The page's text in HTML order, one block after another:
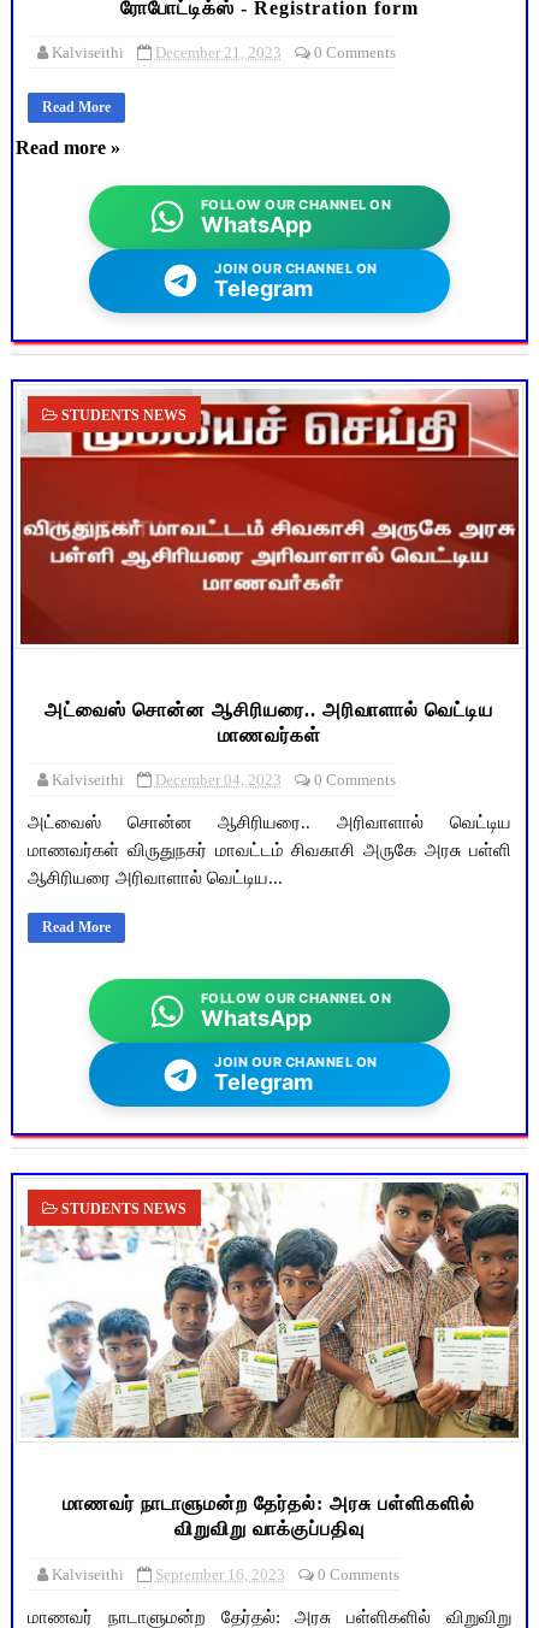
ரோபோட்டிக்ஸ் - Registration form
Kalviseithi December 21, 2023 0 Comments
Read More
Read more »
FOLLOW OUR CHANNEL ON
WhatsApp
JOIN OUR CHANNEL ON
Telegram
STUDENTS NEWS
அட்வைஸ் சொன்ன ஆசிரியரை.. அரிவாளால் வெட்டிய
மாணவர்கள்
Kalviseithi December 04, 2023 0 Comments
அட்வைஸ் சொன்ன ஆசிரியரை.. அரிவாளால் வெட்டிய
மாணவர்கள் விருதுநகர் மாவட்டம் சிவகாசி அருகே அரசு பள்ளி
ஆசிரியரை அரிவாளால் வெட்டிய...
Read More
FOLLOW OUR CHANNEL ON
WhatsApp
JOIN OUR CHANNEL ON
Telegram
STUDENTS NEWS
மாணவர் நாடாளுமன்ற தேர்தல்: அரசு பள்ளிகளில்
விறுவிறு வாக்குப்பதிவு
Kalviseithi September 16, 2023 0 Comments
மாணவர் நாடாளுமன்ற தேர்தல்: அரசு பள்ளிகளில் விறுவிறு